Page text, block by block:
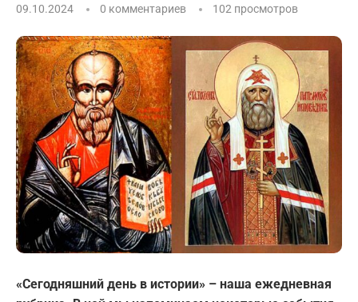
09.10.2024 0 комментариев 102 просмотров
«Сегодняшний день в истории» – наша ежедневная